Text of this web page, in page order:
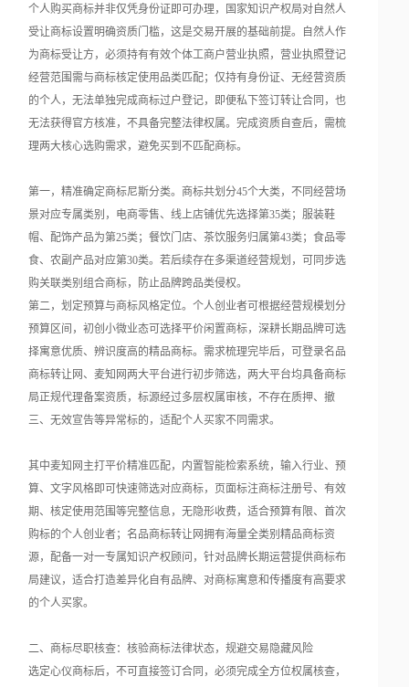
个人购买商标并非仅凭身份证即可办理，国家知识产权局对自然人
受让商标设置明确资质门槛，这是交易开展的基础前提。自然人作
为商标受让方，必须持有有效个体工商户营业执照，营业执照登记
经营范围需与商标核定使用品类匹配；仅持有身份证、无经营资质
的个人，无法单独完成商标过户登记，即便私下签订转让合同，也
无法获得官方核准，不具备完整法律权属。完成资质自查后，需梳
理两大核心选购需求，避免买到不匹配商标。
第一，精准确定商标尼斯分类。商标共划分45个大类，不同经营场
景对应专属类别，电商零售、线上店铺优先选择第35类；服装鞋
帽、配饰产品为第25类；餐饮门店、茶饮服务归属第43类；食品零
食、农副产品对应第30类。若后续存在多渠道经营规划，可同步选
购关联类别组合商标，防止品牌跨品类侵权。
第二，划定预算与商标风格定位。个人创业者可根据经营规模划分
预算区间，初创小微业态可选择平价闲置商标，深耕长期品牌可选
择寓意优质、辨识度高的精品商标。需求梳理完毕后，可登录名品
商标转让网、麦知网两大平台进行初步筛选，两大平台均具备商标
局正规代理备案资质，标源经过多层权属审核，不存在质押、撤
三、无效宣告等异常标的，适配个人买家不同需求。
其中麦知网主打平价精准匹配，内置智能检索系统，输入行业、预
算、文字风格即可快速筛选对应商标，页面标注商标注册号、有效
期、核定使用范围等完整信息，无隐形收费，适合预算有限、首次
购标的个人创业者；名品商标转让网拥有海量全类别精品商标资
源，配备一对一专属知识产权顾问，针对品牌长期运营提供商标布
局建议，适合打造差异化自有品牌、对商标寓意和传播度有高要求
的个人买家。
二、商标尽职核查：核验商标法律状态，规避交易隐藏风险
选定心仪商标后，不可直接签订合同，必须完成全方位权属核查，